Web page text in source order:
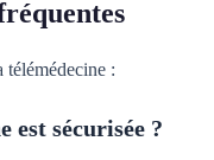
télémédecine :
est sécurisée ?